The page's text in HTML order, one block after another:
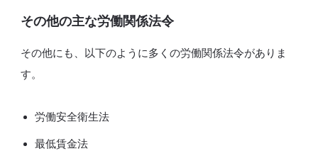
その他の主な労働関係法令
その他にも、以下のように多くの労働関係法令がありま
す。
労働安全衛生法
最低賃金法